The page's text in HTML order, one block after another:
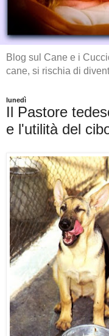
Blog sul Cane e i
cane, si rischia di
lunedì
Il Pastore
e l'utilità del